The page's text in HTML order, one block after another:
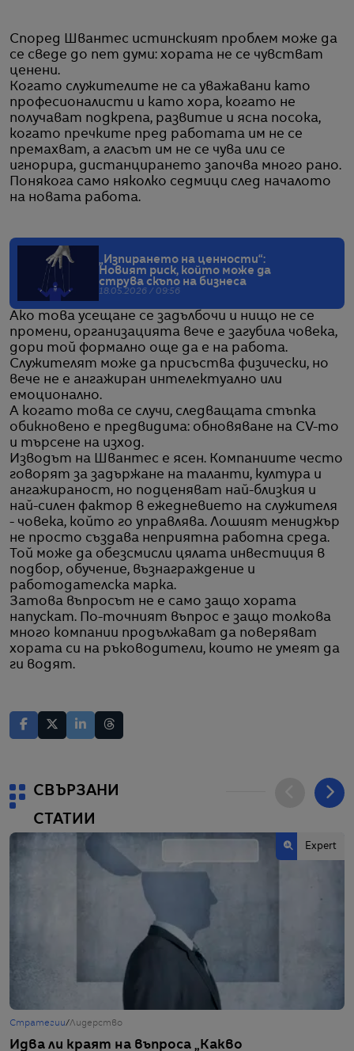
Според Швантес истинският проблем може да
се сведе до пет думи: хората не се чувстват
ценени.
Когато служителите не са уважавани като
професионалисти и като хора, когато не
получават подкрепа, развитие и ясна посока,
когато пречките пред работата им не се
премахват, а гласът им не се чува или се
игнорира, дистанцирането започва много рано.
Понякога само няколко седмици след началото
на новата работа.
„Изпирането на ценности“:
Новият риск, който може да
струва скъпо на бизнеса
18.05.2026 / 09:56
Ако това усещане се задълбочи и нищо не се
промени, организацията вече е загубила човека,
дори той формално още да е на работа.
Служителят може да присъства физически, но
вече не е ангажиран интелектуално или
емоционално.
А когато това се случи, следващата стъпка
обикновено е предвидима: обновяване на CV-то
и търсене на изход.
Изводът на Швантес е ясен. Компаниите често
говорят за задържане на таланти, култура и
ангажираност, но подценяват най-близкия и
най-силен фактор в ежедневието на служителя
- човека, който го управлява. Лошият мениджър
не просто създава неприятна работна среда.
Той може да обезсмисли цялата инвестиция в
подбор, обучение, възнаграждение и
работодателска марка.
Затова въпросът не е само защо хората
напускат. По-точният въпрос е защо толкова
много компании продължават да поверяват
хората си на ръководители, които не умеят да
ги водят.
СВЪРЗАНИ
СТАТИИ
Еxpert
Стратегии/Лидерство
Идва ли краят на въпроса „Какво